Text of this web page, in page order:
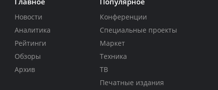
Новости
Аналитика
Рейтинги
Обзоры
Архив
Конференции
Специальные проекты
Маркет
Техника
ТВ
Печатные издания